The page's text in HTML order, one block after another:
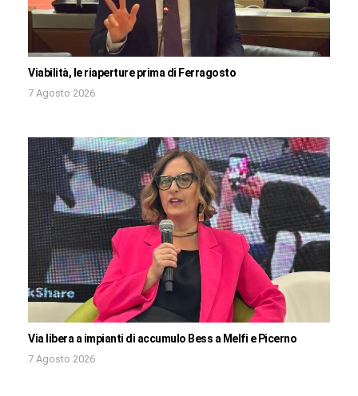
Viabilità, le riaperture prima di Ferragosto
7 Agosto 2026
Via libera a impianti di accumulo Bess a Melfi e Picerno
7 Agosto 2026